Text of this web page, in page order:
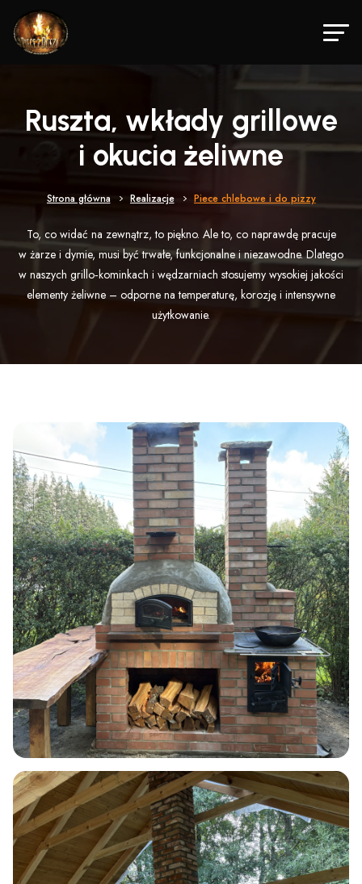
Ruszta, wkłady grillowe
i okucia żeliwne
Strona główna Realizacje Piece chlebowe i do pizzy
To, co widać na zewnątrz, to piękno. Ale to, co naprawdę pracuje
w żarze i dymie, musi być trwałe, funkcjonalne i niezawodne. Dlatego
w naszych grillo‑kominkach i wędzarniach stosujemy wysokiej jakości
elementy żeliwne – odporne na temperaturę, korozję i intensywne
użytkowanie.